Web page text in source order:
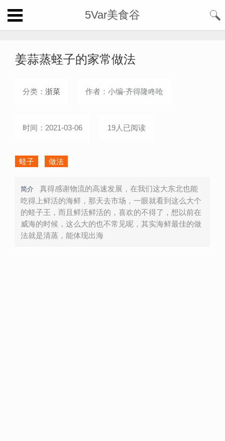
5Var美食谷
姜蒜蒸蛏子的家常做法
分类： 浙菜 作者：小编-齐得隆咚呛
时间：2021-03-06 19人已阅读
蛏子 做法
简介
真得感谢物流的高速发展，在我们这大东北也能
吃得上鲜活的海鲜，那天去市场，一眼就看到这么大个
的蛏子王，而且鲜活鲜活的，喜欢的不得了，想以前在
威海的时候，这么大的也不常见呢，其实海鲜最佳的做
法就是清蒸，能体现出海